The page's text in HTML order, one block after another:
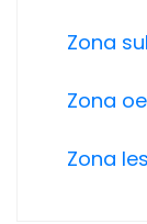
Zona
Zona
Zona